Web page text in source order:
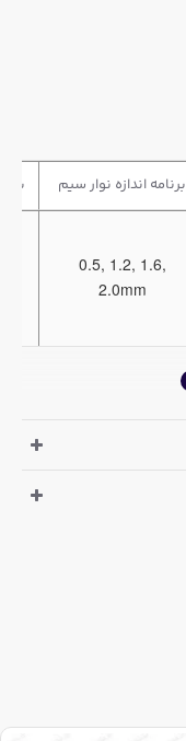
برنامه اندازه نوار سیم
0.5, 1.2, 1.6,
2.0mm